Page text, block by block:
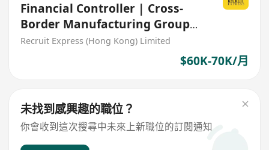
Financial Controller | Cross-
Border Manufacturing Group
(HK/China/Overseas)
Recruit Express (Hong Kong) Limited
$60K-70K/月
未找到感興趣的職位？
你會收到這次搜尋中未來上新職位的訂閱通知